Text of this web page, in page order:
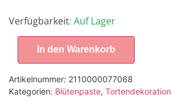
Verfügbarkeit: Auf Lager
In den Warenkorb
Artikelnummer: 2110000077068
Kategorien: Blütenpaste, Tortendekoration